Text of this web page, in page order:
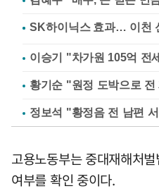
이승기 "차가원 105억 전
황기순 "원정 도박으로
정보석 "황정음 전 남편
고용노동부는 중대재해처
여부를 확인 중이다.